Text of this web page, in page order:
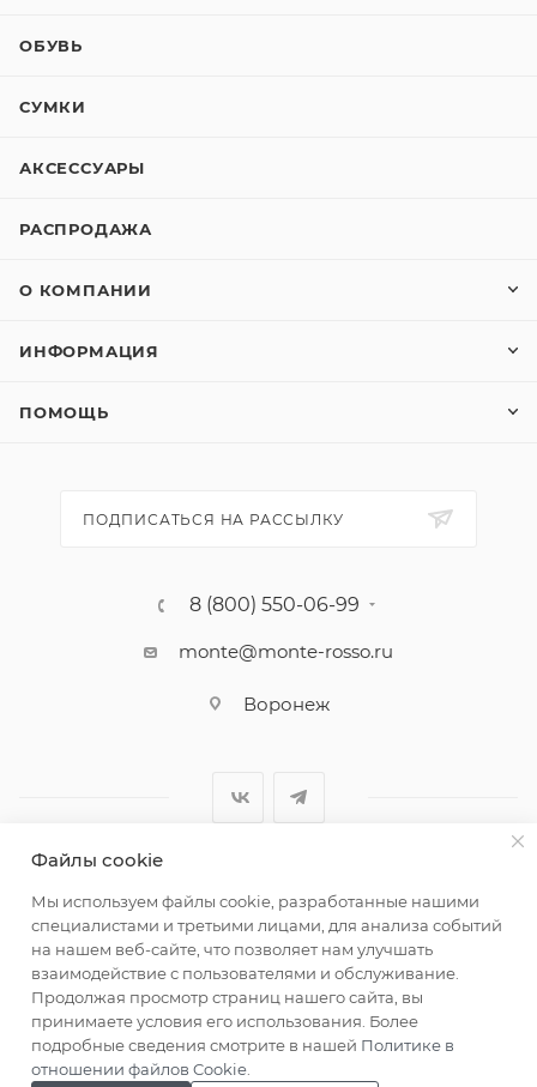
ОБУВЬ
СУМКИ
АКСЕССУАРЫ
РАСПРОДАЖА
О КОМПАНИИ
ИНФОРМАЦИЯ
ПОМОЩЬ
ПОДПИСАТЬСЯ НА РАССЫЛКУ
8 (800) 550-06-99
monte@monte-rosso.ru
Воронеж
женщин
Файлы cookie
Мы используем файлы cookie, разработанные нашими
специалистами и третьими лицами, для анализа событий
на нашем веб-сайте, что позволяет нам улучшать
взаимодействие с пользователями и обслуживание.
Продолжая просмотр страниц нашего сайта, вы
принимаете условия его использования. Более
подробные сведения смотрите в нашей Политике в
отношении файлов Cookie